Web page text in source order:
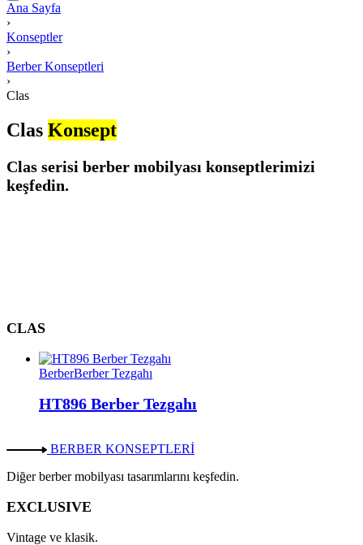
Ana Sayfa
›
Konseptler
›
Berber Konseptleri
›
Clas
Clas Konsept
Clas serisi berber mobilyası konseptlerimizi
keşfedin.
CLAS
BerberBerber Tezgahı
HT896 Berber Tezgahı
BERBER KONSEPTLERİ
Diğer berber mobilyası tasarımlarını keşfedin.
EXCLUSIVE
Vintage ve klasik.